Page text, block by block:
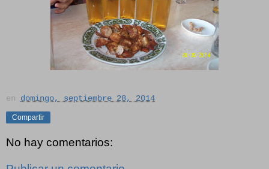
en domingo, septiembre 28, 2014
Compartir
No hay comentarios: